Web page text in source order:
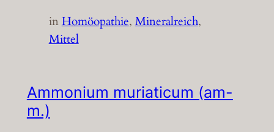
inHomöopathie, Mineralreich
Mittel
Ammonium muriaticum (am-
m.)